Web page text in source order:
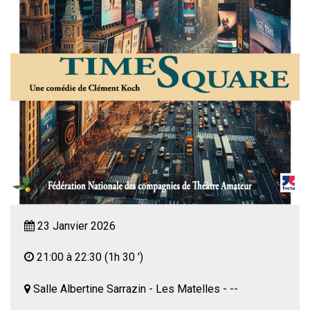
23 Janvier 2026
21:00 à 22:30 (1h 30 ')
Salle Albertine Sarrazin - Les Matelles - --